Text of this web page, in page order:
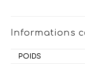
Informations
POIDS